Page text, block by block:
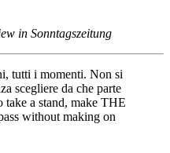
in Sonntagszeitung
tutti i momenti. Non si
scegliere da che parte
take a stand, make THE
without making on